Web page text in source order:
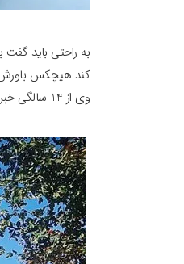
به راحتی باید
کند هیچکس باورش
وی از 14 سالگی خبرنگاری را در صدا و سیما ایران شروع کرده است و در اینکار تجربه زیادی دارد .